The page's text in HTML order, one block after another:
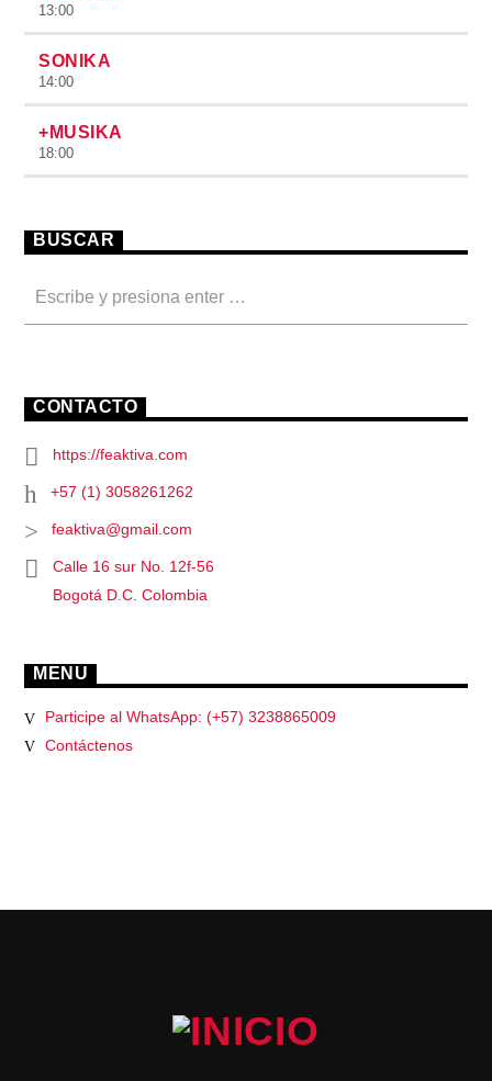
13:00
SONIKA
14:00
+MUSIKA
18:00
BUSCAR
CONTACTO
https://feaktiva.com
+57 (1) 3058261262
feaktiva@gmail.com
Calle 16 sur No. 12f-56
Bogotá D.C. Colombia
MENU
Participe al WhatsApp: (+57) 3238865009
Contáctenos